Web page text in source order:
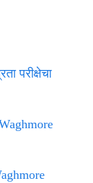
परीक्षेचा